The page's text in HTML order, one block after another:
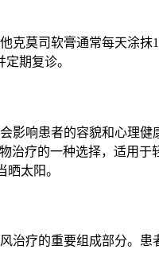
克莫司软膏通常每天涂抹
期复诊。
影响患者的容貌和心理健
治疗的一种选择，适用
太阳。
治疗的重要组成部分。患